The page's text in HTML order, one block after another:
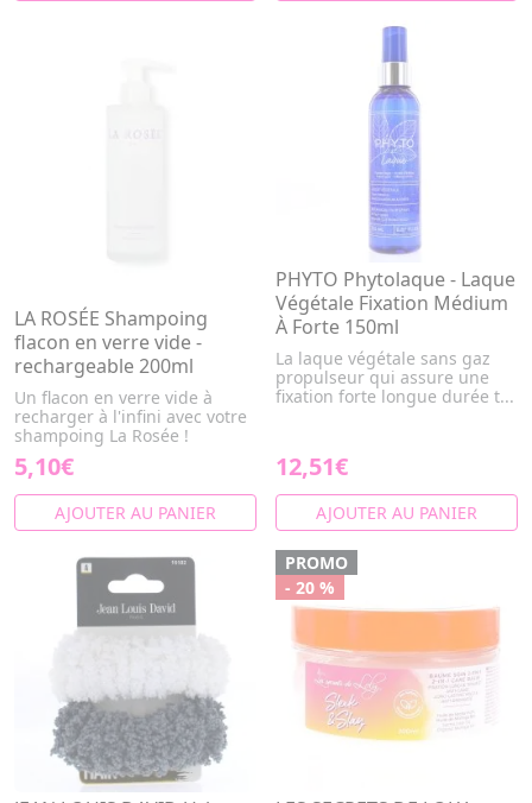
LA ROSÉE Shampoing
flacon en verre vide -
rechargeable 200ml
Un flacon en verre vide à
recharger à l'infini avec votre
shampoing La Rosée !
5,10€
AJOUTER AU PANIER
PHYTO Phytolaque - Laque
Végétale Fixation Médium
À Forte 150ml
La laque végétale sans gaz
propulseur qui assure une
fixation forte longue durée t...
12,51€
AJOUTER AU PANIER
PROMO
- 20 %